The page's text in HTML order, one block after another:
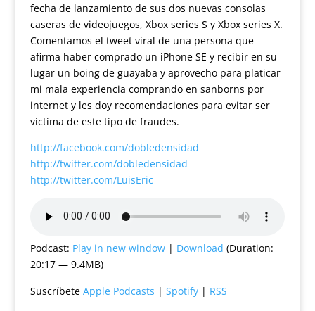
fecha de lanzamiento de sus dos nuevas consolas
caseras de videojuegos, Xbox series S y Xbox series X.
Comentamos el tweet viral de una persona que
afirma haber comprado un iPhone SE y recibir en su
lugar un boing de guayaba y aprovecho para platicar
mi mala experiencia comprando en sanborns por
internet y les doy recomendaciones para evitar ser
víctima de este tipo de fraudes.
http://facebook.com/dobledensidad
http://twitter.com/dobledensidad
http://twitter.com/LuisEric
Podcast: Play in new window| Download (Duration:
20:17 — 9.4MB)
Suscríbete Apple Podcasts | Spotify| RSS